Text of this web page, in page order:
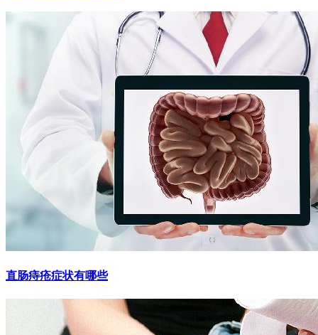
直肠痔疮症状有哪些